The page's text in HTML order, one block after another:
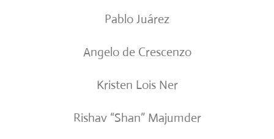
Pablo Juárez
Angelo de Crescenzo
Kristen Lois Ner
Rishav “Shan” Majumder